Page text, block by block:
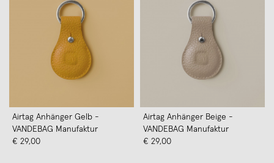
Airtag Anhänger Gelb -
VANDEBAG Manufaktur
€ 29,00
Airtag Anhänger Beige -
VANDEBAG Manufaktur
€ 29,00